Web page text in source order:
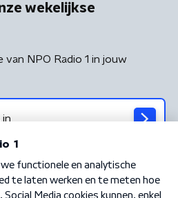
wekelijkse
NPO Radio 1 in jouw